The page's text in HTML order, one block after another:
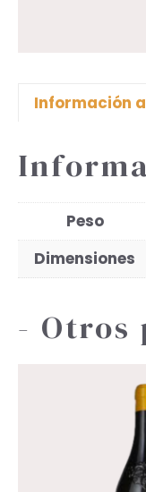
Información
Peso
Dimensiones
- Otros